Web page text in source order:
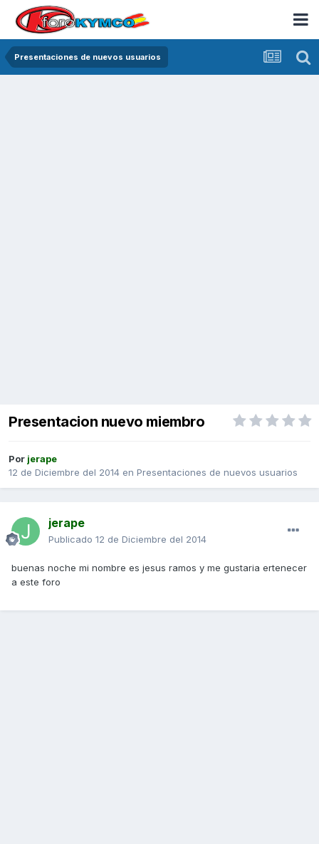
Presentaciones de nuevos usuarios
Presentacion nuevo miembro
Por jerape
12 de Diciembre del 2014 en Presentaciones de nuevos usuarios
jerape
Publicado 12 de Diciembre del 2014
buenas noche mi nombre es jesus ramos y me gustaria ertenecer
a este foro